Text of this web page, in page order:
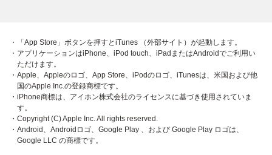
・「App Store」ボタンを押すとiTunes （外部サイト）が起動します。
・アプリケーションはiPhone、iPod touch、iPadまたはAndroidでご利用い
ただけます。
・Apple、Appleのロゴ、App Store、iPodのロゴ、iTunesは、米国および他
国のApple Inc.の登録商標です。
・iPhone商標は、アイホン株式会社のライセンスに基づき使用されていま
す。
・Copyright (C) Apple Inc. All rights reserved.
・Android、Androidロゴ、Google Play 、および Google Play ロゴは、
Google LLC の商標です。